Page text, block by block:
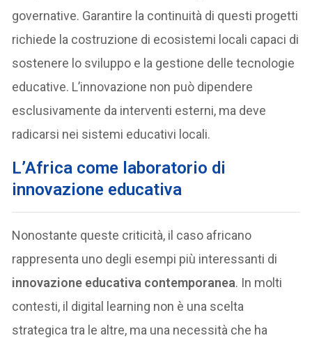
governative. Garantire la continuità di questi progetti
richiede la costruzione di ecosistemi locali capaci di
sostenere lo sviluppo e la gestione delle tecnologie
educative. L’innovazione non può dipendere
esclusivamente da interventi esterni, ma deve
radicarsi nei sistemi educativi locali.
L’Africa come laboratorio di
innovazione educativa
Nonostante queste criticità, il caso africano
rappresenta uno degli esempi più interessanti di
innovazione educativa contemporanea. In molti
contesti, il digital learning non è una scelta
strategica tra le altre, ma una necessità che ha